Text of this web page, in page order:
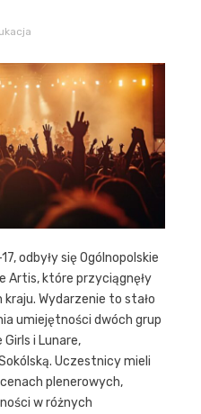
odbyły się Ogólnopolskie
Artis, które przyciągnęły
Wydarzenie to stało
umiejętności dwóch grup
i Lunare,
Uczestnicy mieli
plenerowych,
w różnych